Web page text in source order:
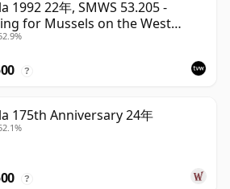
1992 22年, SMWS 53.205 -
for Mussels on the West
?
175th Anniversary 24年
?